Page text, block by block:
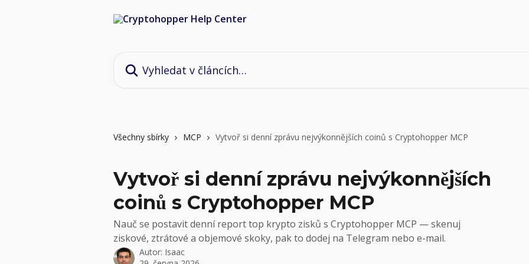
Všechny sbírky MCP Vytvoř si denní zprávu nejvýkonnějších coinů s Cryptohopper MCP
Vytvoř si denní zprávu nejvýkonnějších
coinů s Cryptohopper MCP
Nauč se postavit denní report top krypto zisků s Cryptohopper MCP — skenuj
ziskové, ztrátové a objemové skoky, pak to dodej na Telegram nebo e-mail.
Autor: Isaac